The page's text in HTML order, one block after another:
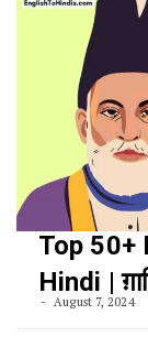
Top 50+
Hindi |
August 7, 2024